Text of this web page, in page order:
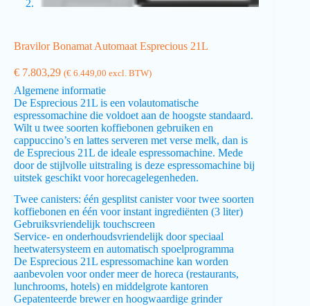
Bravilor Bonamat Automaat Esprecious 21L
€ 7.803,29 (€ 6.449,00 excl. BTW)
Algemene informatie
De Esprecious 21L is een volautomatische
espressomachine die voldoet aan de hoogste standaard.
Wilt u twee soorten koffiebonen gebruiken en
cappuccino’s en lattes serveren met verse melk, dan is
de Esprecious 21L de ideale espressomachine. Mede
door de stijlvolle uitstraling is deze espressomachine bij
uitstek geschikt voor horecagelegenheden.
Twee canisters: één gesplitst canister voor twee soorten
koffiebonen en één voor instant ingrediënten (3 liter)
Gebruiksvriendelijk touchscreen
Service- en onderhoudsvriendelijk door speciaal
heetwatersysteem en automatisch spoelprogramma
De Esprecious 21L espressomachine kan worden
aanbevolen voor onder meer de horeca (restaurants,
lunchrooms, hotels) en middelgrote kantoren
Gepatenteerde brewer en hoogwaardige grinder